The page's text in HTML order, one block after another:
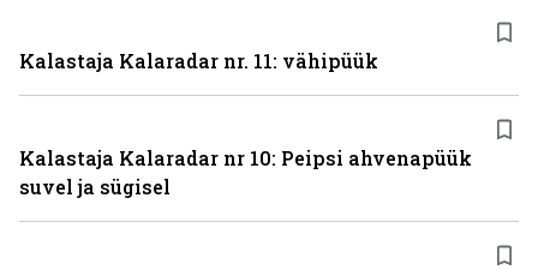
Kalastaja Kalaradar nr. 11: vähipüük
Kalastaja Kalaradar nr 10: Peipsi ahvenapüük
suvel ja sügisel